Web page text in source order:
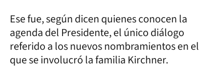
Ese fue, según dicen quienes conocen la
agenda del Presidente, el único diálogo
referido a los nuevos nombramientos en el
que se involucró la familia Kirchner.